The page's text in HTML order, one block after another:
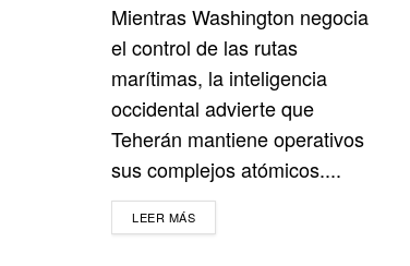
Mientras Washington negocia
el control de las rutas
marítimas, la inteligencia
occidental advierte que
Teherán mantiene operativos
sus complejos atómicos....
LEER MÁSDETAILS